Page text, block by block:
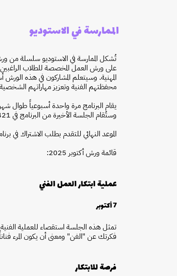
الممارسة في الاستوديو
تُشكل الممارسة في الاستوديو سلسلة من ورش
على ورش العمل المخصصة للطلاب
المهنية. وسيتعلم المشاركون في هذه
محفظتهم الفنية وتعزيز مهاراتهم
وستُقام الجلسة الأخيرة من البرنامج في 421. التسجيل في هذا البرنامج مجاني، مع ضرورة التقديم مسبقاً.
الموعد النهائي للتقدم بطلب الاشتراك في برنامج
قائمة ورش أكتوبر 2025:
عملية ابتكار العمل الفني
7 أكتوبر
تمثل هذه الجلسة استقصاء للعملية
فكرتك عن "الفن" ومعنى أن يكون المرء
فرصة للابتكار